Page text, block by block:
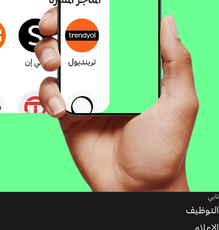
تابي
التوظيف
الإعلام